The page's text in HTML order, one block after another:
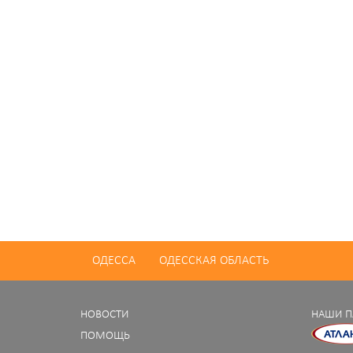
ОДЕССА ОДЕССКАЯ ОБЛАСТЬ
НОВОСТИ
ПОМОЩЬ
НАШИ